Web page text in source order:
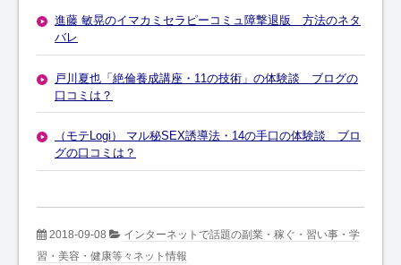
進藤 敏晃のイマカミセラピーコミュ障撃退版 方法のネタ
バレ
戸川夏也「絶倫養成講座・11の技術」の体験談 ブログの
口コミは？
（モテLogi） マル秘SEX誘導法・14の手口の体験談 ブロ
グの口コミは？
2018-09-08
インターネットで話題の副業・稼ぐ・習い事・学
習・美容・健康等々ネット情報